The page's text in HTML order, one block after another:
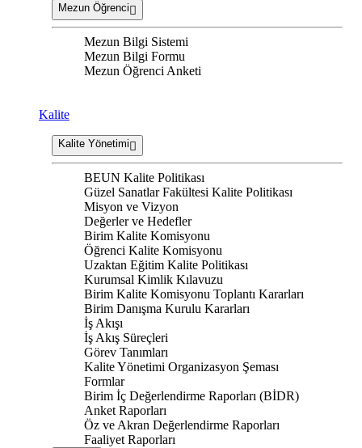
Mezun Öğrenci
Mezun Bilgi Sistemi
Mezun Bilgi Formu
Mezun Öğrenci Anketi
Kalite
Kalite Yönetimi
BEUN Kalite Politikası
Güzel Sanatlar Fakültesi Kalite Politikası
Misyon ve Vizyon
Değerler ve Hedefler
Birim Kalite Komisyonu
Öğrenci Kalite Komisyonu
Uzaktan Eğitim Kalite Politikası
Kurumsal Kimlik Kılavuzu
Birim Kalite Komisyonu Toplantı Kararları
Birim Danışma Kurulu Kararları
İş Akışı
İş Akış Süreçleri
Görev Tanımları
Kalite Yönetimi Organizasyon Şeması
Formlar
Birim İç Değerlendirme Raporları (BİDR)
Anket Raporları
Öz ve Akran Değerlendirme Raporları
Faaliyet Raporları